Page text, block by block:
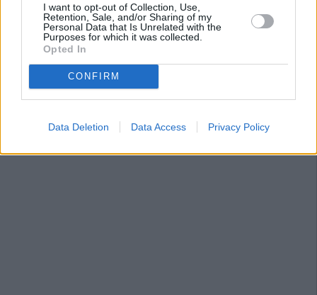
I want to opt-out of Collection, Use,
Retention, Sale, and/or Sharing of my
Personal Data that Is Unrelated with the
Purposes for which it was collected.
Opted In
CONFIRM
Data Deletion Data Access Privacy Policy